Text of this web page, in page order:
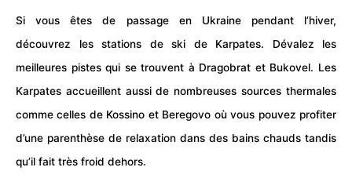
Si vous êtes de passage en Ukraine pendant l’hiver,
découvrez les stations de ski de Karpates. Dévalez les
meilleures pistes qui se trouvent à Dragobrat et Bukovel. Les
Karpates accueillent aussi de nombreuses sources thermales
comme celles de Kossino et Beregovo où vous pouvez profiter
d’une parenthèse de relaxation dans des bains chauds tandis
qu’il fait très froid dehors.